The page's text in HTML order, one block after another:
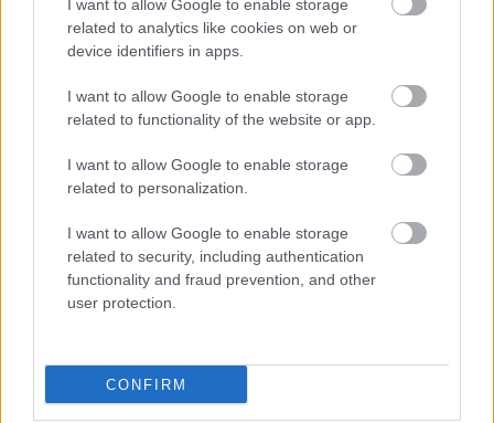
I want to allow Google to enable storage
related to analytics like cookies on web or
device identifiers in apps.
I want to allow Google to enable storage
related to functionality of the website or app.
I want to allow Google to enable storage
related to personalization.
I want to allow Google to enable storage
related to security, including authentication
functionality and fraud prevention, and other
user protection.
CONFIRM
ήταν το λάθος της. Έπρεπε να μου είχε μιλήσει, γιατί
την είχα μέσα στο σπίτι μου και είχα δύο παιδιά.
Όλα αυτά που λέει για τη μητέρα της είναι
“θέατρο”. Κάτι άλλο συμβαίνει, δεν κολλάνε όσα
λέει. Κάτι σκέφτεται και την ώρα εκείνη το έκανε.
Ίσως να ήταν θυσία».
ΑΣΕΠ: Πιστοποίηση Αγγλικών σε